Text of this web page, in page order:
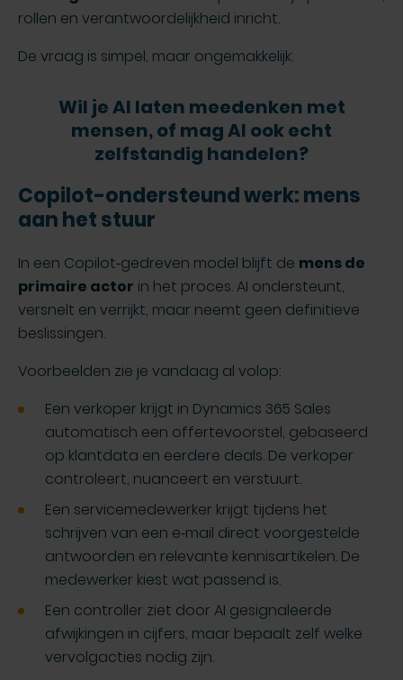
rollen en verantwoordelijkheid inricht.
De vraag is simpel, maar ongemakkelijk:
Wil je AI laten meedenken met
mensen, of mag AI ook echt
zelfstandig handelen?
Copilot-ondersteund werk: mens
aan het stuur
In een Copilot‑gedreven model blijft de mens de
primaire actor in het proces. AI ondersteunt,
versnelt en verrijkt, maar neemt geen definitieve
beslissingen.
Voorbeelden zie je vandaag al volop:
Een verkoper krijgt in Dynamics 365 Sales
automatisch een offertevoorstel, gebaseerd
op klantdata en eerdere deals. De verkoper
controleert, nuanceert en verstuurt.
Een servicemedewerker krijgt tijdens het
schrijven van een e‑mail direct voorgestelde
antwoorden en relevante kennisartikelen. De
medewerker kiest wat passend is.
Een controller ziet door AI gesignaleerde
afwijkingen in cijfers, maar bepaalt zelf welke
vervolgacties nodig zijn.